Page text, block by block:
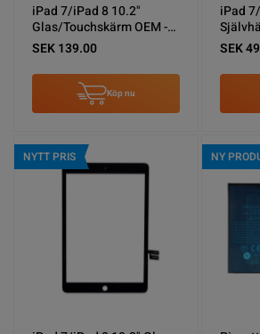
iPad 7/iPad 8 10.2"
Glas/Touchskärm OEM -
Vit
SEK 139.00
Köp nu
iPad
Glas/
SEK
NYTT PRIS NY